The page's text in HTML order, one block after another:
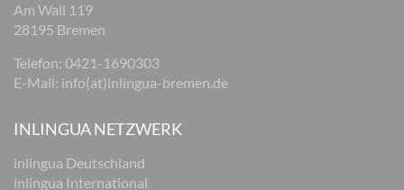
Am Wall 119
28195 Bremen
Telefon: 0421-1690303
E-Mail: info(at)inlingua-bremen.de
INLINGUA NETZWERK
inlingua Deutschland
inlingua International